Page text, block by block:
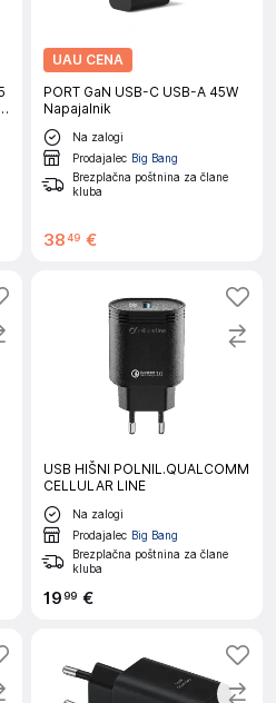
UAU CENA
PORT GaN USB-C USB-A 45W
Napajalnik
Na zalogi
Prodajalec Big Bang
Brezplačna poštnina za člane
kluba
3849 €
USB HIŠNI POLNIL.QUALCOMM
CELLULAR LINE
Na zalogi
Prodajalec Big Bang
Brezplačna poštnina za člane
kluba
1999 €